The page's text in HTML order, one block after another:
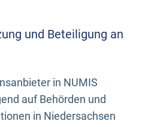
und Beteiligung an
in NUMIS
auf Behörden und
in Niedersachsen